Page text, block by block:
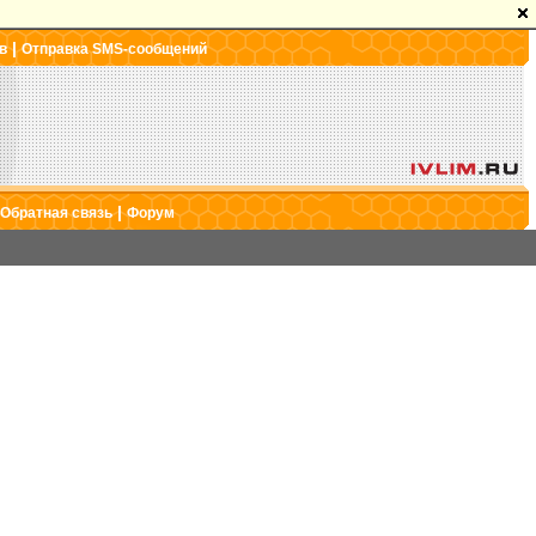
|Отправка SMS-сообщений
Обратная связь|Форум